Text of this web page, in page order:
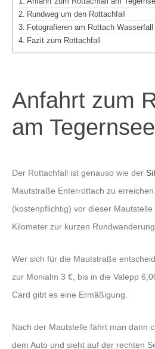
Rundweg um den Rottachfall
Fotografieren am Rottach
Fazit zum Rottachfall
Anfahrt zum
am Tegernsee
Der Rottachfall ist genauso wie der
Mautstraße Enterrottach zu
(kostenpflichtig) vor dieser
Kilometer zur kurzen
Wer sich für die Mautstraße
zur Monialm 3 €, bis in die Valepp
Card gibt es eine Ermäßigung.
Nach der Mautstelle fährt man dann
dem Auto und sieht auf der rechten